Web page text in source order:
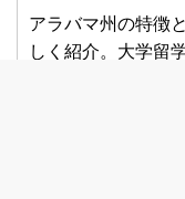
アラバマ州の特徴
しく紹介。大学留